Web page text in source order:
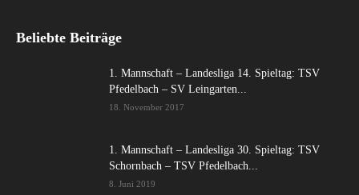
Beliebte Beiträge
1. Mannschaft – Landesliga 14. Spieltag: TSV
Pfedelbach – SV Leingarten...
18. November 2017
1. Mannschaft – Landesliga 30. Spieltag: TSV
Schornbach – TSV Pfedelbach...
8. Juni 2019